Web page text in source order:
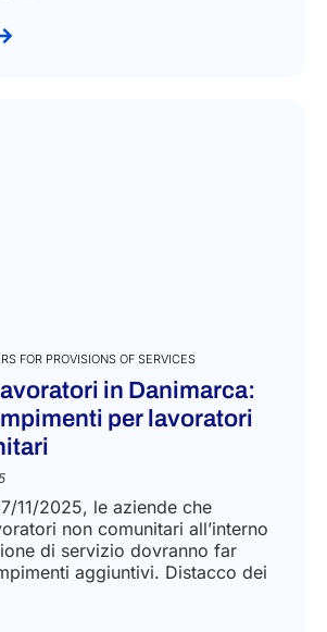
FOR PROVISIONS OF SERVICES
in Danimarca:
per lavoratori
11/2025, le aziende che
non comunitari all’interno
di servizio dovranno far
aggiuntivi. Distacco dei